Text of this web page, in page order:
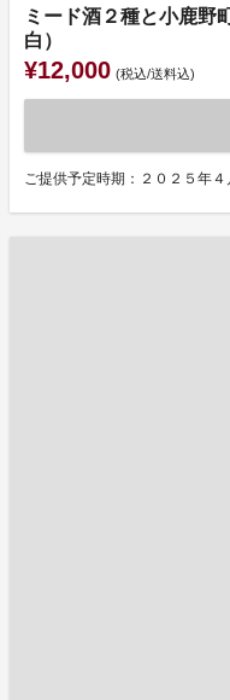
ミード酒２種と小鹿野
白）
¥12,000 (税込/送料込)
ご提供予定時期：２０２５年